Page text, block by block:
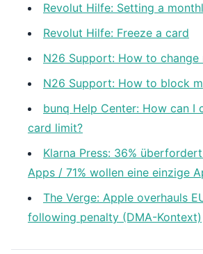
Revolut Hilfe: Setting a
Revolut Hilfe: Freeze a card
N26 Support: How to
N26 Support: How to block
bunq Help Center: How can I
card limit?
Klarna Press: 36%
Apps / 71% wollen eine einzige
The Verge: Apple overhauls
following penalty (DMA-Kontext)